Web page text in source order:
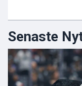
Senaste